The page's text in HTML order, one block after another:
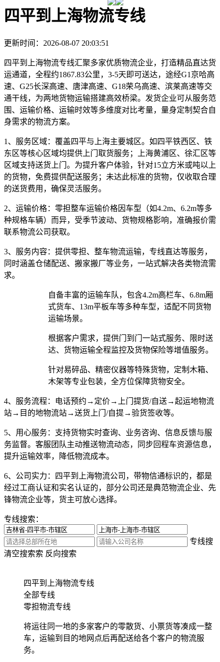
四平到上海物流专线
更新时间：2026-08-07 20:03:51
四平到上海物流专线汇聚多家优质物流企业，打造精品直达货
运通道，全程约1867.83公里，3-5天即可送达，途经G1京哈高
速、G25长深高速、唐津高速、G18荣乌高速、滨莱高速等交
通干线，为两地货物运输搭建高效桥梁。发货企业可从服务范
围、运输价格、运输时效等多维度对比考量，量身定制契合自
身需求的物流方案。
1、服务区域： 覆盖四平与上海主要城区。如四平铁西区、铁
东区等核心区域均提供上门取货服务；上海黄浦区、徐汇区等
区域支持送货上门。为提升客户体验，针对15立方米或吨以上
的货物，免费提供配送服务；未达此标准的货物，仅收取合理
的送货费用，确保灵活服务。
2、运输价格： 零担整车运输价格因车型（如4.2m、6.2m等多
种规格车辆）而异，受季节波动、货物规格影响，准确报价需
联系物流公司获取。
3、服务内容： 提供零担、整车物流运输，专线直达等服务，
同时涵盖仓储配送、搬家搬厂等业务，一站式解决各类物流需
求。​
自备丰富的运输车队，包含4.2m高栏车、6.8m厢
式货车、13m平板车等多种车型，适配不同货物
运输场景。​
根据客户需求，提供门到门一站式服务、限时送
达、货物运输全程监控及货物保险等增值服务。
针对易碎品、精密仪器等特殊货物，定制木箱、
木架等专业包装，全方位保障货物安全。
4、服务流程：
电话预约→定价→上门提货/自送→起运地物流
站→目的地物流站→送货上门/自提→验货签收等。
5、用心服务： 支持货物实时查询、业务咨询、信息反馈与服
务监督。客服团队主动推送物流动态，同步回程车资源信息，
提升运输效率，降低物流成本。
6、公司实力：
四平到上海物流公司，带物信通标识的，都是
经过工商认证和实名认证的，部分公司还是典范物流企业、先
锋物流企业等，货主可放心选择。
专线搜索：
专线搜
索 反向搜索
清空搜索
四平到上海物流专线
全部专线
零担物流专线
将运往同一地的多家客户的零散货、小票货等凑成一整
车，运输到目的地网点后再配送给各个客户的物流服
务。